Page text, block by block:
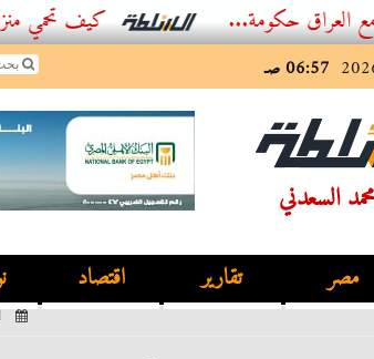
كيف تحمي منزلك من
06:57 صـ
السعدني
مصر تقارير اقتصاد